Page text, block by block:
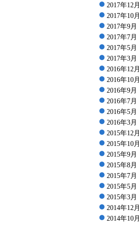
2017年12月
2017年10月
2017年9月
2017年7月
2017年5月
2017年3月
2016年12月
2016年10月
2016年9月
2016年7月
2016年5月
2016年3月
2015年12月
2015年10月
2015年9月
2015年8月
2015年7月
2015年5月
2015年3月
2014年12月
2014年10月